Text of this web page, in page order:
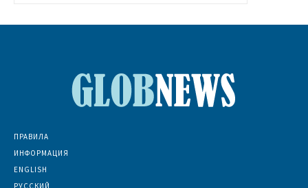
ПРАВИЛА
ИНФОРМАЦИЯ
ENGLISH
РУССКИЙ